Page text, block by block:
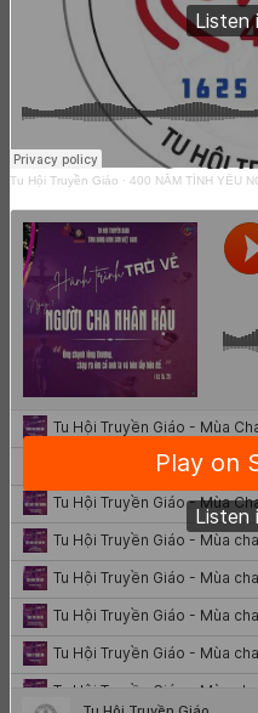
Tu Hội Truyền Giáo · 400 NĂM TÌNH YÊU